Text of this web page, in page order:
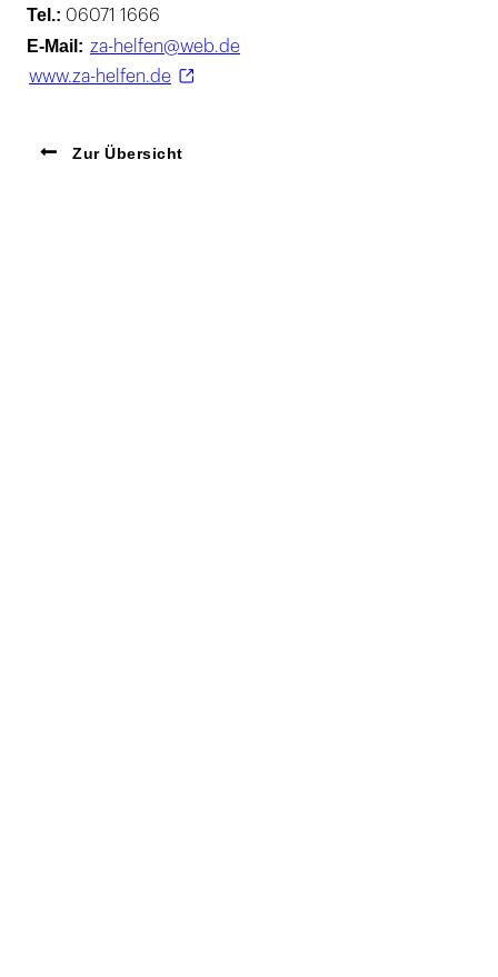
Tel.: 06071 1666
E-Mail: za-helfen@web.de
www.za-helfen.de
Zur Übersicht